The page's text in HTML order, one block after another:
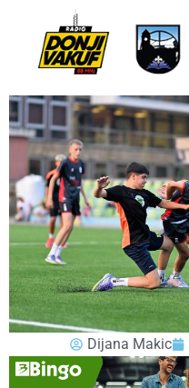
Dijana Makic